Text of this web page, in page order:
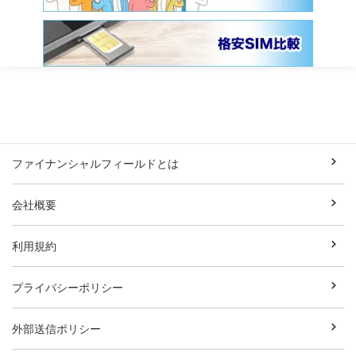
ファイナンシャルフィールドとは
会社概要
利用規約
プライバシーポリシー
外部送信ポリシー